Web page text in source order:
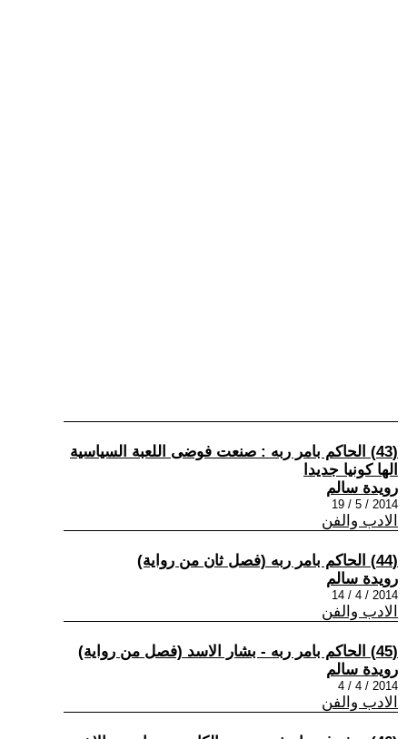
(43) الحاكم بامر ربه : صنعت فوضى اللعبة السياسية
الها كونيا جديدا
رويدة سالم
2014 / 5 / 19
الادب والفن
(44) الحاكم بامر ربه (فصل ثان من رواية)
رويدة سالم
2014 / 4 / 14
الادب والفن
(45) الحاكم بامر ربه - بشار الاسد (فصل من رواية)
رويدة سالم
2014 / 4 / 4
الادب والفن